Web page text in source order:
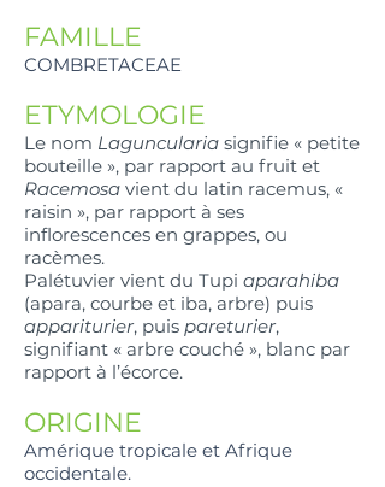
FAMILLE
COMBRETACEAE
ETYMOLOGIE
Le nom Laguncularia signifie « petite
bouteille », par rapport au fruit et
Racemosa vient du latin racemus, «
raisin », par rapport à ses
inflorescences en grappes, ou
racèmes.
Palétuvier vient du Tupi aparahiba
(apara, courbe et iba, arbre) puis
appariturier, puis pareturier,
signifiant « arbre couché », blanc par
rapport à l’écorce.
ORIGINE
Amérique tropicale et Afrique
occidentale.